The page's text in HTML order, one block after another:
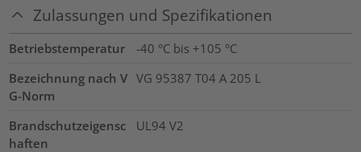
Zulassungen und Spezifikationen
Betriebstemperatur
-40 °C bis +105 °C
Bezeichnung nach V
G-Norm
VG 95387 T04 A 205 L
Brandschutzeigensc
haften
UL94 V2